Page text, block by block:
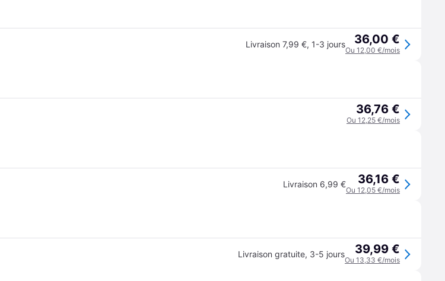
Livraison 7,99 €, 1-3 jours 36,00 €
Ou 12,00 €/mois
36,76 €
Ou 12,25 €/mois
Livraison 6,99 € 36,16 €
Ou 12,05 €/mois
Livraison gratuite, 3-5 jours 39,99 €
Ou 13,33 €/mois